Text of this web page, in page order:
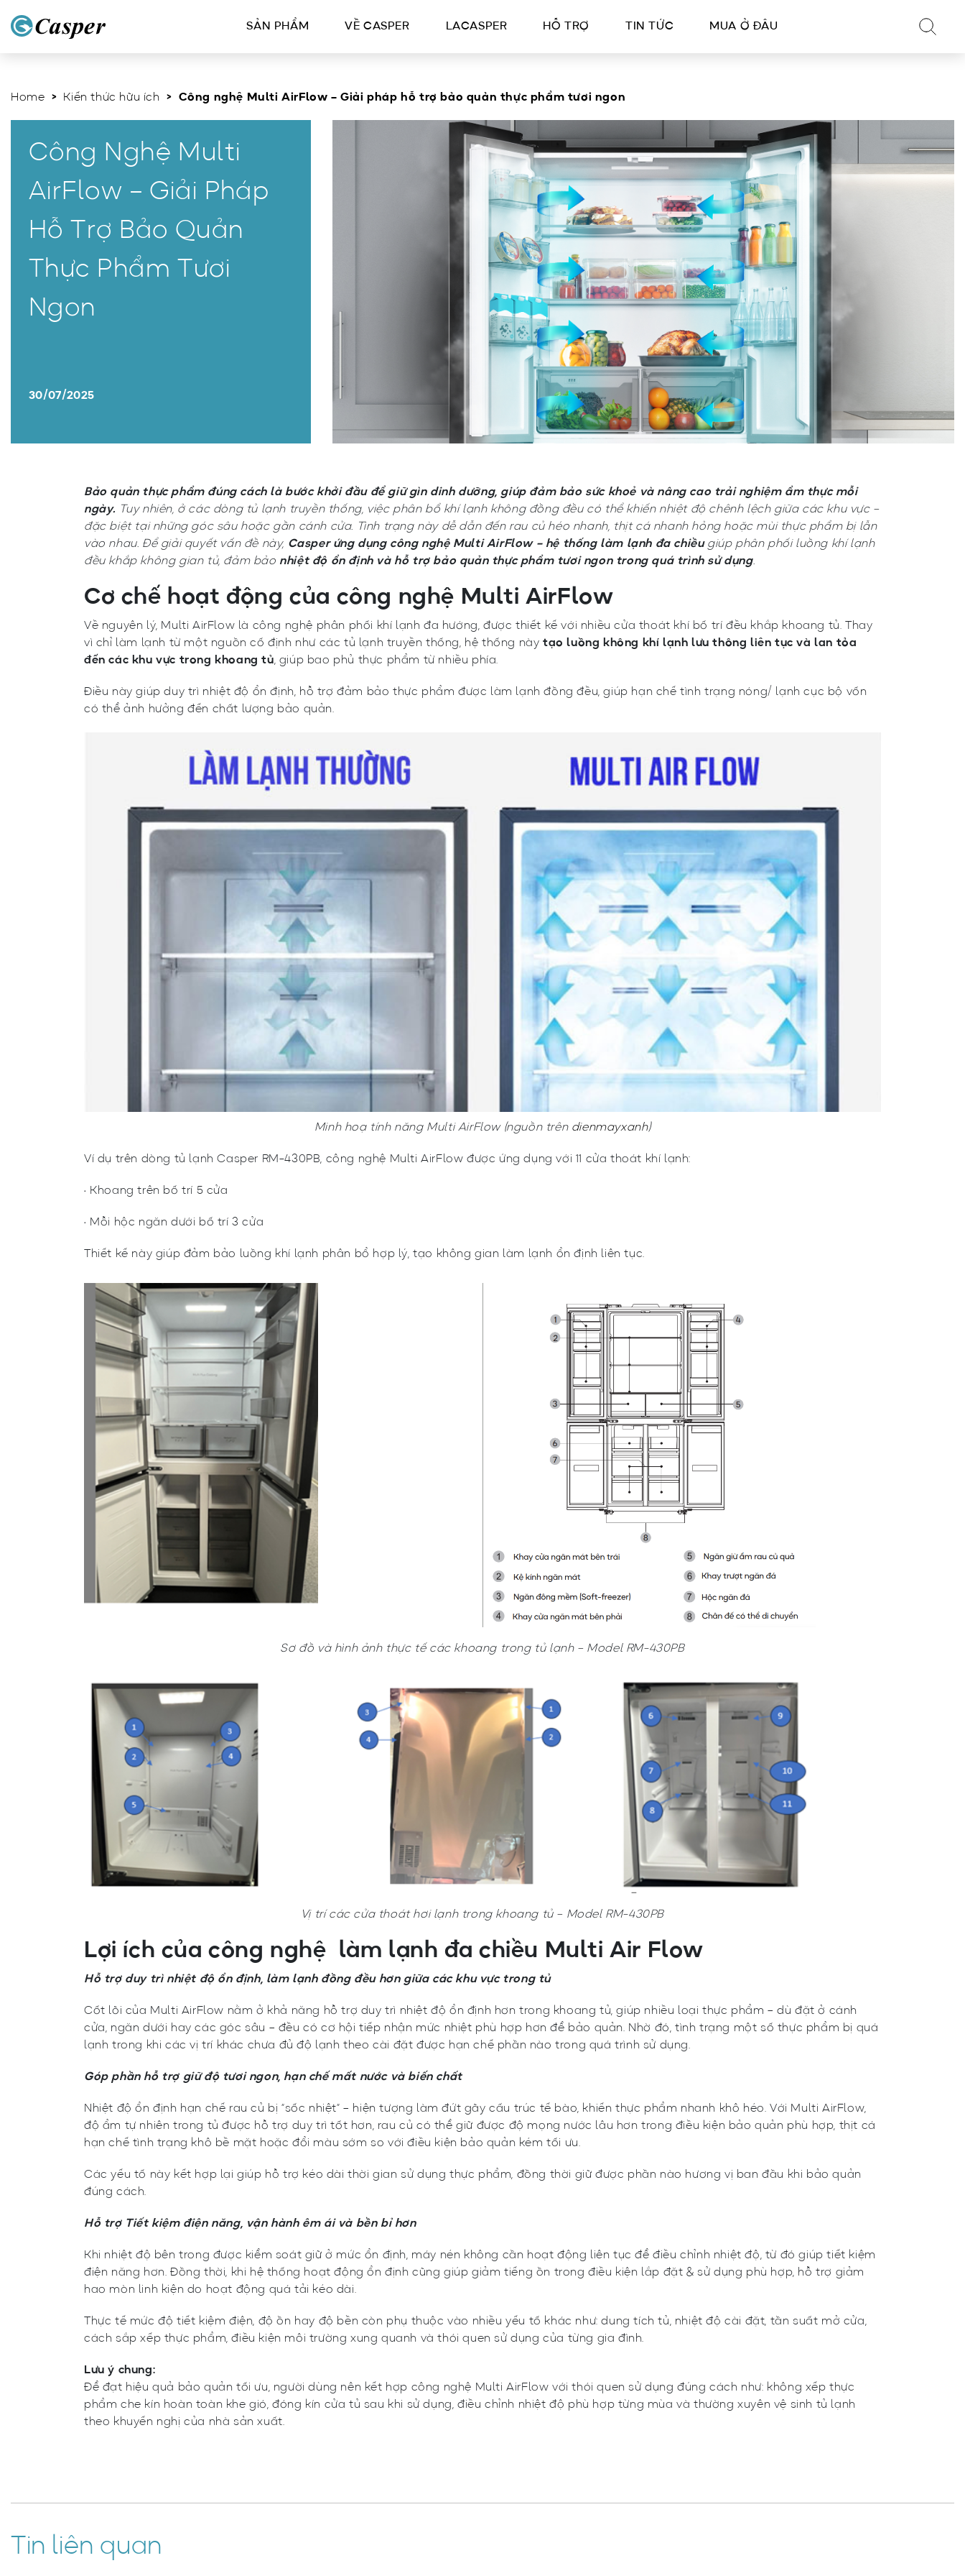
SẢN PHẨM VỀ CASPER LACASPER HỖ TRỢ TIN TỨC MUA Ở ĐÂU
Home > Kiến thức hữu ích > Công nghệ Multi AirFlow – Giải pháp hỗ trợ bảo quản thực phẩm tươi ngon
Công Nghệ Multi
AirFlow – Giải Pháp
Hỗ Trợ Bảo Quản
Thực Phẩm Tươi
Ngon
30/07/2025
Bảo quản thực phẩm đúng cách là bước khởi đầu để giữ gìn dinh dưỡng, giúp đảm bảo sức khoẻ và nâng cao trải nghiệm ẩm thực mỗi
ngày. Tuy nhiên, ở các dòng tủ lạnh truyền thống, việc phân bổ khí lạnh không đồng đều có thể khiến nhiệt độ chênh lệch giữa các khu vực –
đặc biệt tại những góc sâu hoặc gần cánh cửa. Tình trạng này dễ dẫn đến rau củ héo nhanh, thịt cá nhanh hỏng hoặc mùi thực phẩm bị lẫn
vào nhau. Để giải quyết vấn đề này, Casper ứng dụng công nghệ Multi AirFlow – hệ thống làm lạnh đa chiềugiúp phân phối luồng khí lạnh
đều khắp không gian tủ, đảm bảo nhiệt độ ổn định và hỗ trợ bảo quản thực phẩm tươi ngon trong quá trình sử dụng.
Cơ chế hoạt động của công nghệ Multi AirFlow
Về nguyên lý, Multi AirFlow là công nghệ phân phối khí lạnh đa hướng, được thiết kế với nhiều cửa thoát khí bố trí đều khắp khoang tủ. Thay
vì chỉ làm lạnh từ một nguồn cố định như các tủ lạnh truyền thống, hệ thống này tạo luồng không khí lạnh lưu thông liên tục và lan tỏa
đến các khu vực trong khoang tủ, giúp bao phủ thực phẩm từ nhiều phía.
Điều này giúp duy trì nhiệt độ ổn định, hỗ trợ đảm bảo thực phẩm được làm lạnh đồng đều, giúp hạn chế tình trạng nóng/ lạnh cục bộ vốn
có thể ảnh hưởng đến chất lượng bảo quản.
Minh hoạ tính năng Multi AirFlow (nguồn trên dienmayxanh)
Ví dụ trên dòng tủ lạnh Casper RM-430PB, công nghệ Multi AirFlow được ứng dụng với 11 cửa thoát khí lạnh:
• Khoang trên bố trí 5 cửa
• Mỗi hộc ngăn dưới bố trí 3 cửa
Thiết kế này giúp đảm bảo luồng khí lạnh phân bổ hợp lý, tạo không gian làm lạnh ổn định liên tục.
Sơ đồ và hình ảnh thực tế các khoang trong tủ lạnh – Model RM-430PB
Vị trí các cửa thoát hơi lạnh trong khoang tủ – Model RM-430PB
Lợi ích của công nghệ làm lạnh đa chiều Multi Air Flow
Hỗ trợ duy trì nhiệt độ ổn định, làm lạnh đồng đều hơn giữa các khu vực trong tủ
Cốt lõi của Multi AirFlow nằm ở khả năng hỗ trợ duy trì nhiệt độ ổn định hơn trong khoang tủ, giúp nhiều loại thực phẩm – dù đặt ở cánh
cửa, ngăn dưới hay các góc sâu – đều có cơ hội tiếp nhận mức nhiệt phù hợp hơn để bảo quản. Nhờ đó, tình trạng một số thực phẩm bị quá
lạnh trong khi các vị trí khác chưa đủ độ lạnh theo cài đặt được hạn chế phần nào trong quá trình sử dụng.
Góp phần hỗ trợ giữ độ tươi ngon, hạn chế mất nước và biến chất
Nhiệt độ ổn định hạn chế rau củ bị “sốc nhiệt” – hiện tượng làm đứt gãy cấu trúc tế bào, khiến thực phẩm nhanh khô héo. Với Multi AirFlow,
độ ẩm tự nhiên trong tủ được hỗ trợ duy trì tốt hơn, rau củ có thể giữ được độ mọng nước lâu hơn trong điều kiện bảo quản phù hợp, thịt cá
hạn chế tình trạng khô bề mặt hoặc đổi màu sớm so với điều kiện bảo quản kém tối ưu.
Các yếu tố này kết hợp lại giúp hỗ trợ kéo dài thời gian sử dụng thực phẩm, đồng thời giữ được phần nào hương vị ban đầu khi bảo quản
đúng cách.
Hỗ trợ Tiết kiệm điện năng, vận hành êm ái và bền bỉ hơn
Khi nhiệt độ bên trong được kiểm soát giữ ở mức ổn định, máy nén không cần hoạt động liên tục để điều chỉnh nhiệt độ, từ đó giúp tiết kiệm
điện năng hơn. Đồng thời, khi hệ thống hoạt động ổn định cũng giúp giảm tiếng ồn trong điều kiện lắp đặt & sử dụng phù hợp, hỗ trợ giảm
hao mòn linh kiện do hoạt động quá tải kéo dài.
Thực tế mức độ tiết kiệm điện, độ ồn hay độ bền còn phụ thuộc vào nhiều yếu tố khác như: dung tích tủ, nhiệt độ cài đặt, tần suất mở cửa,
cách sắp xếp thực phẩm, điều kiện môi trường xung quanh và thói quen sử dụng của từng gia đình.
Lưu ý chung:
Để đạt hiệu quả bảo quản tối ưu, người dùng nên kết hợp công nghệ Multi AirFlow với thói quen sử dụng đúng cách như: không xếp thực
phẩm che kín hoàn toàn khe gió, đóng kín cửa tủ sau khi sử dụng, điều chỉnh nhiệt độ phù hợp từng mùa và thường xuyên vệ sinh tủ lạnh
theo khuyến nghị của nhà sản xuất.
Tin liên quan